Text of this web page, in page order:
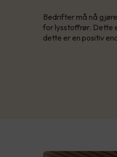
Bedrifter må nå
for lysstoffrør. Dette
dette er en positiv